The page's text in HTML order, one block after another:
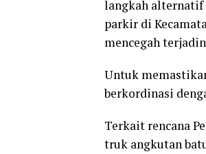
langkah alternatif
parkir di
mencegah
Untuk
berkordinasi
Terkait rencana
truk angkutan